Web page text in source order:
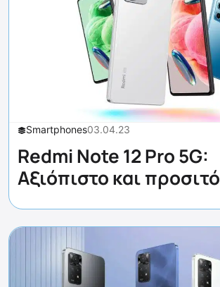
Smartphones03.04.23
Redmi Note 12 Pro 5G:
Αξιόπιστο και προσιτό